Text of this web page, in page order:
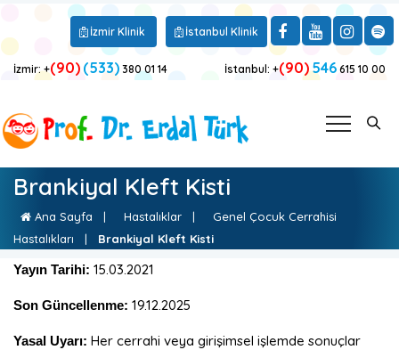
İzmir Klinik İstanbul Klinik
İzmir: +(90) (533) 380 01 14 İstanbul: +(90)546 615 10 00
Brankiyal Kleft Kisti
Ana Sayfa | Hastalıklar |
Genel Çocuk Cerrahisi
Hastalıkları
| Brankiyal Kleft Kisti
Yayın Tarihi: 15.03.2021
Son Güncellenme: 19.12.2025
Yasal Uyarı: Her cerrahi veya girişimsel işlemde sonuçlar